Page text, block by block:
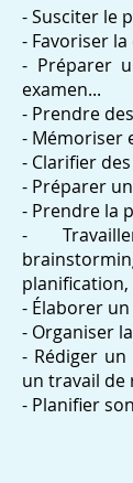
- Susciter le
- Favoriser
- Préparer
examen...
- Prendre
- Mémoriser
- Clarifier
- Préparer
- Prendre la
-
planification,
- Élaborer
- Organiser
- Rédiger
un travail de
- Planifier